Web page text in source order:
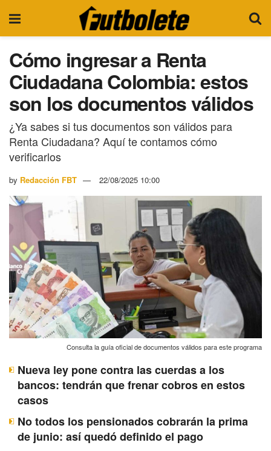
Cómo ingresar a Renta
Ciudadana Colombia: estos
son los documentos válidos
¿Ya sabes si tus documentos son válidos para
Renta Ciudadana? Aquí te contamos cómo
verificarlos
by Redacción FBT 22/08/2025 10:00
Consulta la guía oficial de documentos válidos para este programa
Nueva ley pone contra las cuerdas a los
bancos: tendrán que frenar cobros en estos
casos
No todos los pensionados cobrarán la prima
de junio: así quedó definido el pago